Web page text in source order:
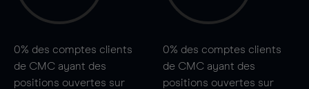
0% des comptes clients
de CMC ayant des
positions ouvertes sur
0% des comptes clients
de CMC ayant des
positions ouvertes sur